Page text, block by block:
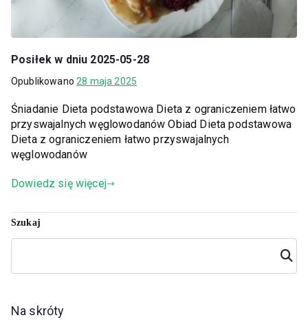
Posiłek w dniu 2025-05-28
Opublikowano28 maja 2025
Śniadanie Dieta podstawowa Dieta z ograniczeniem łatwo
przyswajalnych węglowodanów Obiad Dieta podstawowa
Dieta z ograniczeniem łatwo przyswajalnych
węglowodanów
Dowiedz się więcej
Szukaj
Szuka
j
Na skróty